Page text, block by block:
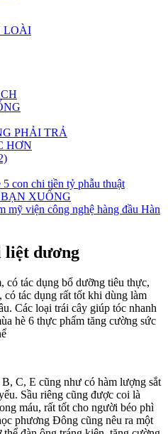
LOÀI
PHẢI TRẢ
HƠN
con chi tiền tỷ phẫu thuật
XUỐNG
mỹ viện công nghệ hàng đầu Hàn
liệt dương
có tác dụng bổ dưỡng tiêu thực,
có tác dụng rất tốt khi dùng làm
Các loại trái cây giúp tóc nhanh
hè 6 thực phẩm tăng cường sức
C, E cũng như có hàm lượng sắt
Sầu riêng cũng được coi là
máu, rất tốt cho người béo phì
phương Đông cũng nêu ra một